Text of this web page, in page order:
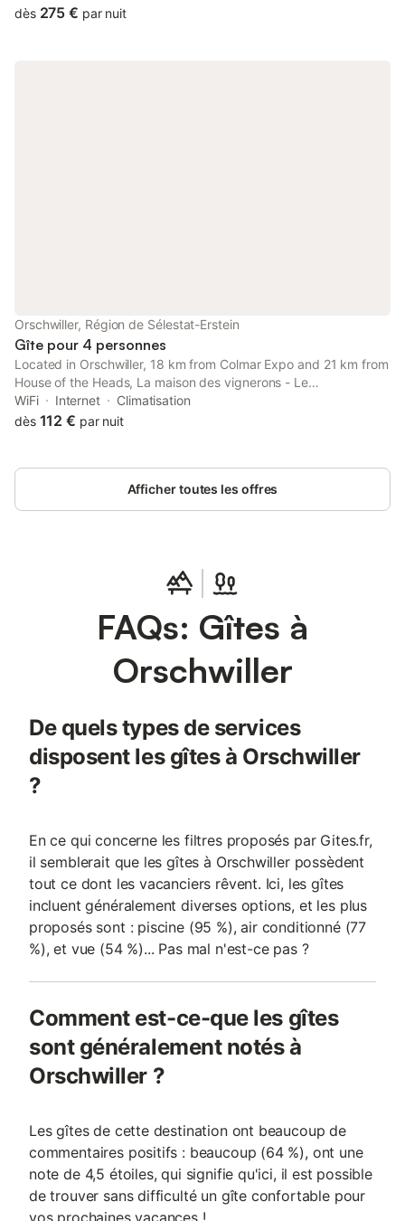
dès 275 € par nuit
Orschwiller, Région de Sélestat-Erstein
Gîte pour 4 personnes
Located in Orschwiller, 18 km from Colmar Expo and 21 km from
House of the Heads, La maison des vignerons - Le
Praelatenberg offers air conditioning. The property features
mountain and quiet street views, and is 10 km from Le Haut
WiFi Internet
Climatisation
dès 112 € par nuit
Afficher toutes les offres
FAQs: Gîtes à
Orschwiller
De quels types de services
disposent les gîtes à Orschwiller
?
En ce qui concerne les filtres proposés par Gites.fr,
il semblerait que les gîtes à Orschwiller possèdent
tout ce dont les vacanciers rêvent. Ici, les gîtes
incluent généralement diverses options, et les plus
proposés sont : piscine (95 %), air conditionné (77
%), et vue (54 %)... Pas mal n'est-ce pas ?
Comment est-ce-que les gîtes
sont généralement notés à
Orschwiller ?
Les gîtes de cette destination ont beaucoup de
commentaires positifs : beaucoup (64 %), ont une
note de 4,5 étoiles, qui signifie qu'ici, il est possible
de trouver sans difficulté un gîte confortable pour
vos prochaines vacances !